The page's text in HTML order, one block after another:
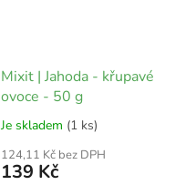
Mixit | Jahoda - křupavé
ovoce - 50 g
Je skladem (1 ks)
124,11 Kč bez DPH
139 Kč